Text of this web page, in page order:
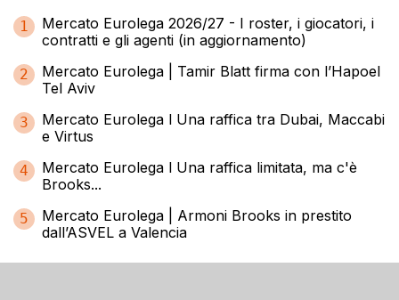
1
Mercato Eurolega 2026/27 - I roster, i giocatori, i
contratti e gli agenti (in aggiornamento)
2
Mercato Eurolega | Tamir Blatt firma con l’Hapoel
Tel Aviv
3
Mercato Eurolega l Una raffica tra Dubai, Maccabi
e Virtus
4
Mercato Eurolega l Una raffica limitata, ma c'è
Brooks...
5
Mercato Eurolega | Armoni Brooks in prestito
dall’ASVEL a Valencia